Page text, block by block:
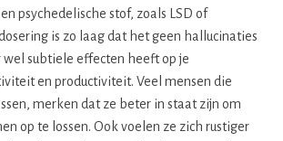
psychedelische stof, zoals LSD of
is zo laag dat het geen hallucinaties
subtiele effecten heeft op je
en productiviteit. Veel mensen die
merken dat ze beter in staat zijn om
op te lossen. Ook voelen ze zich rustiger